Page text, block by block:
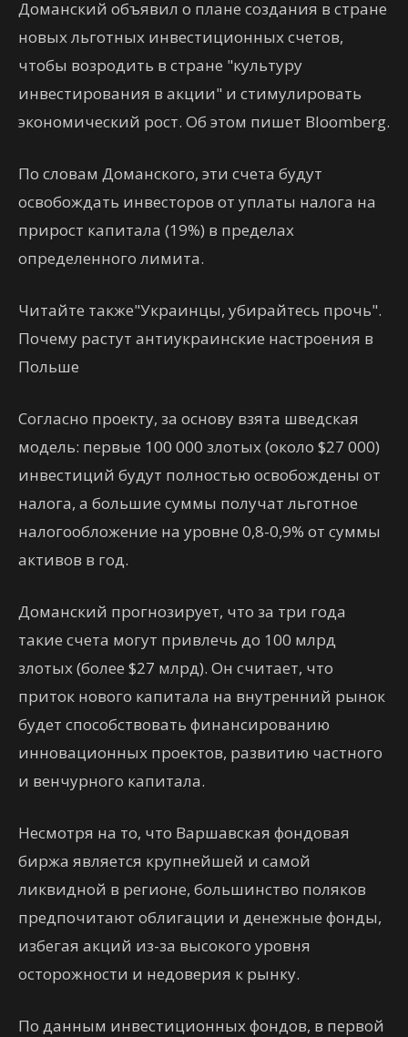
Доманский объявил о плане создания в стране
новых льготных инвестиционных счетов,
чтобы возродить в стране "культуру
инвестирования в акции" и стимулировать
экономический рост. Об этом пишет Bloomberg.
По словам Доманского, эти счета будут
освобождать инвесторов от уплаты налога на
прирост капитала (19%) в пределах
определенного лимита.
Читайте также"Украинцы, убирайтесь прочь".
Почему растут антиукраинские настроения в
Польше
Согласно проекту, за основу взята шведская
модель: первые 100 000 злотых (около $27 000)
инвестиций будут полностью освобождены от
налога, а большие суммы получат льготное
налогообложение на уровне 0,8-0,9% от суммы
активов в год.
Доманский прогнозирует, что за три года
такие счета могут привлечь до 100 млрд
злотых (более $27 млрд). Он считает, что
приток нового капитала на внутренний рынок
будет способствовать финансированию
инновационных проектов, развитию частного
и венчурного капитала.
Несмотря на то, что Варшавская фондовая
биржа является крупнейшей и самой
ликвидной в регионе, большинство поляков
предпочитают облигации и денежные фонды,
избегая акций из-за высокого уровня
осторожности и недоверия к рынку.
По данным инвестиционных фондов, в первой